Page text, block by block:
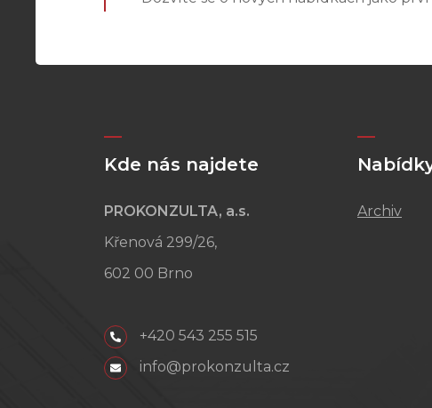
Kde nás najdete
PROKONZULTA, a.s.
Křenová 299/26,
602 00 Brno
+420 543 255 515
info@prokonzulta.cz
Archiv